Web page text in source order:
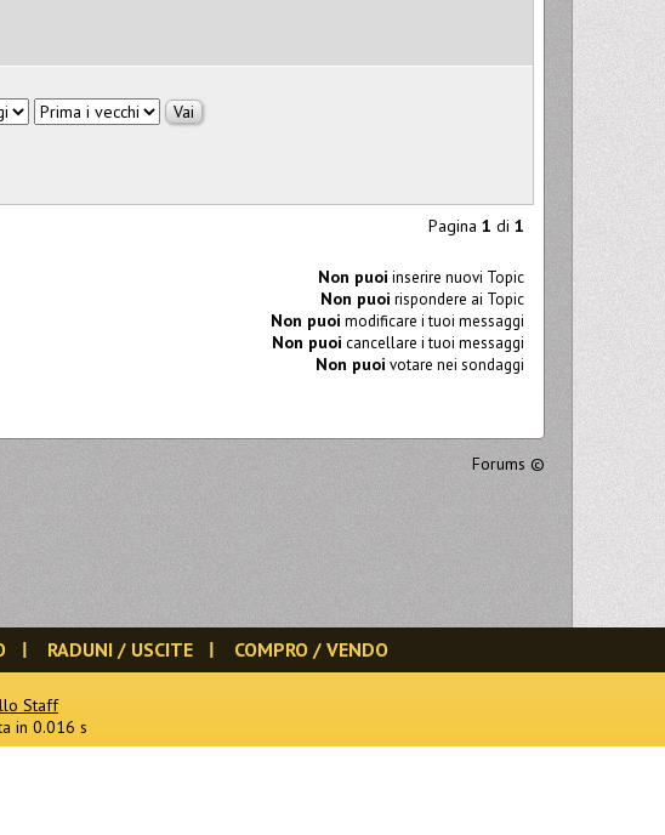
Pagina 1 di 1
Non puoi inserire nuovi Topic
Non puoi rispondere ai Topic
Non puoi modificare i tuoi messaggi
Non puoi cancellare i tuoi messaggi
Non puoi votare nei sondaggi
Forums ©
RADUNI / USCITE COMPRO / VENDO
Staff
in 0.016 s